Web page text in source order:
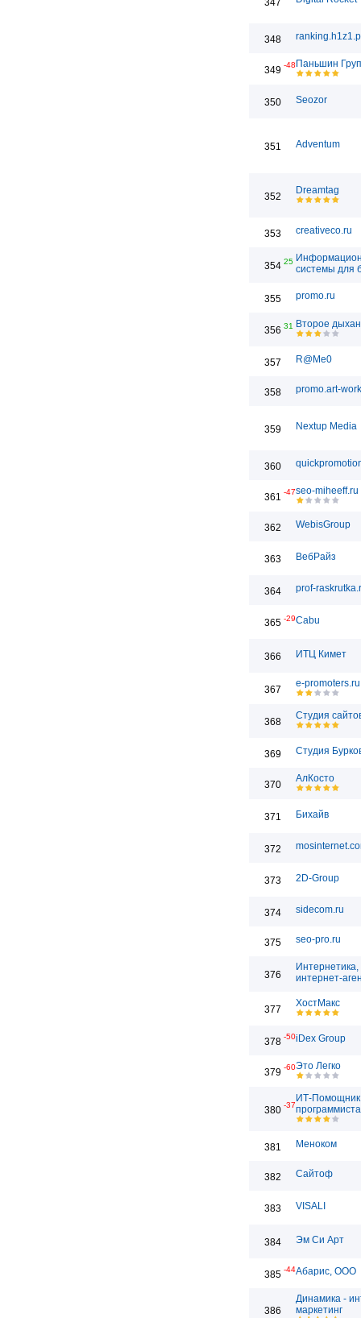
347
348
349 -48 Паньшин
350 Seozor
351 Adventum
352
Dreamtag
353 creativeco.ru
354 25
системы для
355 promo.ru
356 31 Второе
357 R@Me0
358 promo.art-
359 Nextup Media
360
361 -47seo-miheeff.ru
362 WebisGroup
363 ВебРайз
364 prof-
365 -29Cabu
366 ИТЦ Кимет
367
e-promoters.ru
368
Студия
369 Студия
370
АлКосто
371 Бихайв
372
373 2D-Group
374 sidecom.ru
375 seo-pro.ru
376
Интернетика,
интернет-
377
ХостМакс
378 -50iDex Group
379 -60Это Легко
380 -37
ИТ-Помощник
программиста
381 Меноком
382 Сайтоф
383 VISALI
384 Эм Си Арт
385 -44Абарис, ООО
386
Динамика -
маркетинг